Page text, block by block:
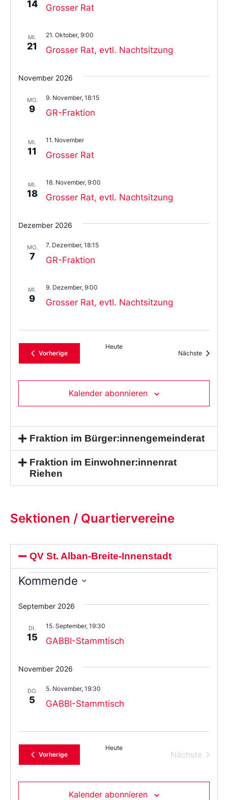
14 Grosser Rat
MI.
21 Grosser Rat, evtl. Nachtsitzung
21. Oktober, 9:00
November 2026
MO.
9 GR-Fraktion
9. November, 18:15
MI.
11 Grosser Rat
11. November
MI.
18 Grosser Rat, evtl. Nachtsitzung
18. November, 9:00
Dezember 2026
MO.
7 GR-Fraktion
7. Dezember, 18:15
MI.
9 Grosser Rat, evtl. Nachtsitzung
9. Dezember, 9:00
VorherigeVeranstaltungen
Heute
Nächste
Kalender abonnieren
Fraktion im Bürger:innengemeinderat
Fraktion im Einwohner:innenrat
Riehen
Sektionen / Quartiervereine
QV St. Alban-Breite-Innenstadt
Kommende
Sie
das
aus.
September 2026
DI.
15 GABBI-Stammtisch
15. September, 19:30
November 2026
DO.
5 GABBI-Stammtisch
5. November, 19:30
VorherigeVeranstaltungen
Heute
Nächste
Kalender abonnieren